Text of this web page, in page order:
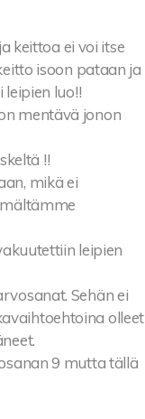
keittoa ei voi itse
isoon pataan ja
luo!!
mentävä jonon
!!
mikä ei
leipien
Sehän ei
olleet
9 mutta tällä